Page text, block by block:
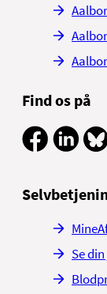
Find os på
Se